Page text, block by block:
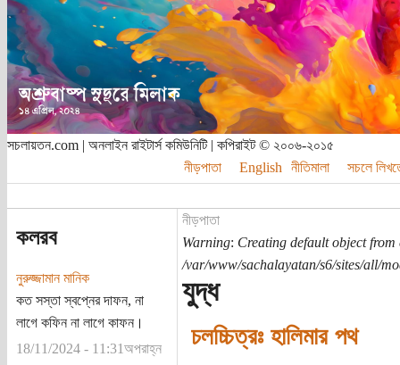
সচলায়তন.com | অনলাইন রাইটার্স কমিউনিটি | কপিরাইট © ২০০৬-২০১৫
নীড়পাতা
English নীতিমালা সচলে
কলরব
নুরুজ্জামান মানিক
কত সস্তা স্বপ্নের দাফন, না
লাগে কফিন না লাগে কাফন।
18/11/2024 - 11:31অপরাহ্ন
নীড়পাতা
Warning: Creating default object from
/var/www/sachalayatan/s6/sites/all/
যুদ্ধ
চলচ্চিত্রঃ হালিমার পথ